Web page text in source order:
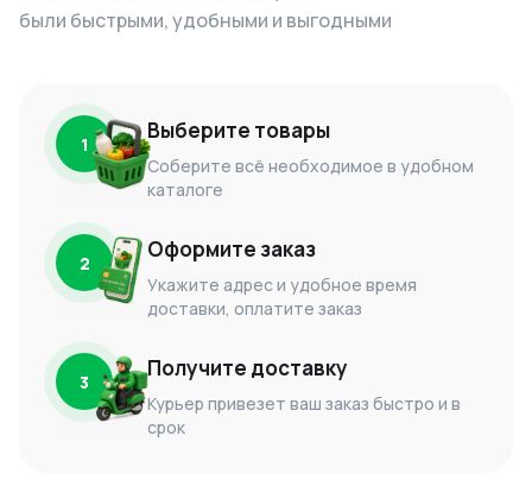
были быстрыми, удобными и выгодными
1 Выберите товары
Соберите всё необходимое в удобном
каталоге
2 Оформите заказ
Укажите адрес и удобное время
доставки, оплатите заказ
3 Получите доставку
Курьер привезет ваш заказ быстро и в
срок